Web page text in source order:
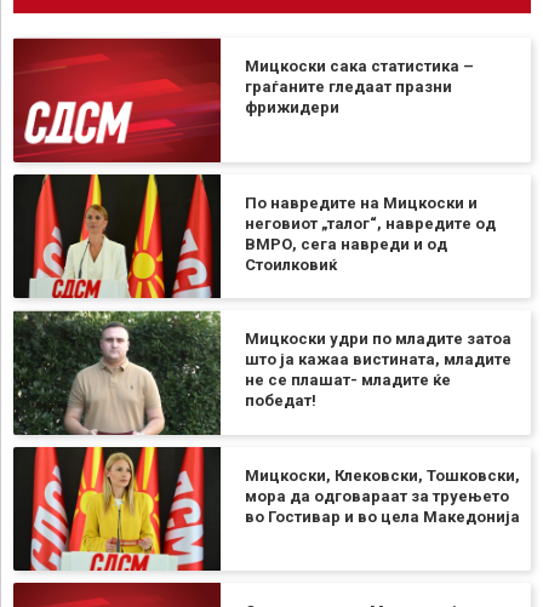
Мицкоски сака статистика –
граѓаните гледаат празни
фрижидери
По навредите на Мицкоски и
неговиот „талог“, навредите од
ВМРО, сега навреди и од
Стоилковиќ
Мицкоски удри по младите затоа
што ја кажаа вистината, младите
не се плашат- младите ќе
победат!
Мицкоски, Клековски, Тошковски,
мора да одговараат за труењето
во Гостивар и во цела Македонија